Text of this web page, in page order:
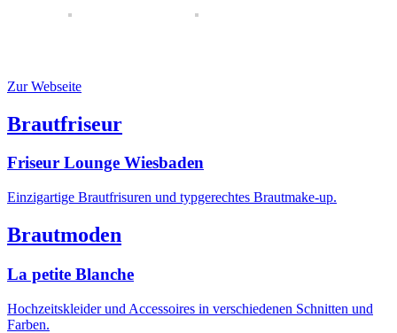
Zur Webseite
Brautfriseur
Friseur Lounge Wiesbaden
Einzigartige Brautfrisuren und typgerechtes Brautmake-up.
Brautmoden
La petite Blanche
Hochzeitskleider und Accessoires in verschiedenen Schnitten und
Farben.